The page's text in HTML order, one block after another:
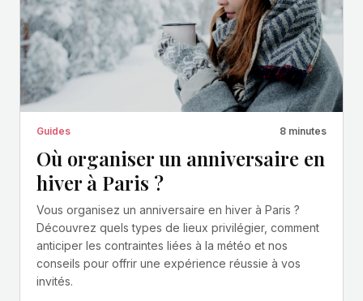
Guides 8 minutes
Où organiser un anniversaire en
hiver à Paris ?
Vous organisez un anniversaire en hiver à Paris ?
Découvrez quels types de lieux privilégier, comment
anticiper les contraintes liées à la météo et nos
conseils pour offrir une expérience réussie à vos
invités.